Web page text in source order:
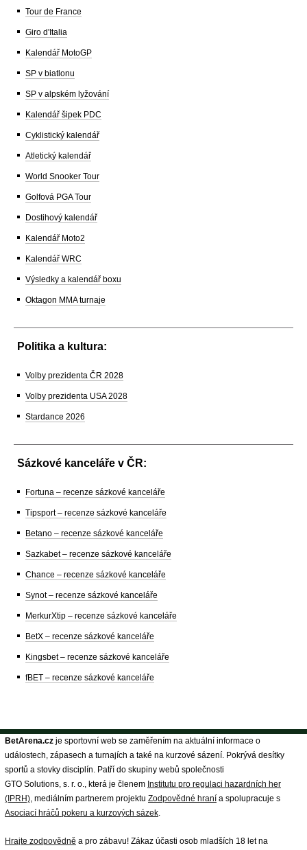
Tour de France
Giro d'Italia
Kalendář MotoGP
SP v biatlonu
SP v alpském lyžování
Kalendář šipek PDC
Cyklistický kalendář
Atletický kalendář
World Snooker Tour
Golfová PGA Tour
Dostihový kalendář
Kalendář Moto2
Kalendář WRC
Výsledky a kalendář boxu
Oktagon MMA turnaje
Politika a kultura:
Volby prezidenta ČR 2028
Volby prezidenta USA 2028
Stardance 2026
Sázkové kanceláře v ČR:
Fortuna – recenze sázkové kanceláře
Tipsport – recenze sázkové kanceláře
Betano – recenze sázkové kanceláře
Sazkabet – recenze sázkové kanceláře
Chance – recenze sázkové kanceláře
Synot – recenze sázkové kanceláře
MerkurXtip – recenze sázkové kanceláře
BetX – recenze sázkové kanceláře
Kingsbet – recenze sázkové kanceláře
fBET – recenze sázkové kanceláře
BetArena.cz je sportovní web se zaměřením na aktuální informace o
událostech, zápasech a turnajích a také na kurzové sázení. Pokrývá desítky
sportů a stovky disciplín. Patří do skupiny webů společnosti
GTO Solutions, s. r. o., která je členem Institutu pro regulaci hazardních her
(IPRH) , mediálním partnerem projektu Zodpovědné hraní a spolupracuje s
Asociací hráčů pokeru a kurzových sázek
Hrajte zodpovědně a pro zábavu! Zákaz účasti osob mladších 18 let na